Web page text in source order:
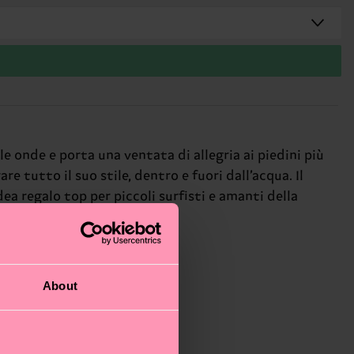
About
onde e porta una ventata di allegria ai piedini più
tutto il suo stile, dentro e fuori dall’acqua. Il
regalo top per piccoli surfisti e amanti della